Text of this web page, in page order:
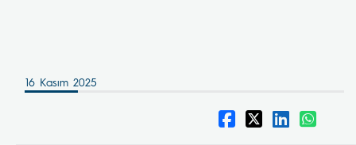
16 Kasım 2025